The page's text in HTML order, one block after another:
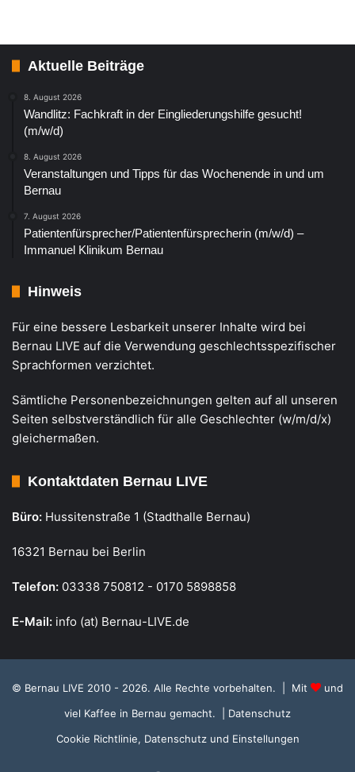
Aktuelle Beiträge
8. August 2026
Wandlitz: Fachkraft in der Eingliederungshilfe gesucht!
(m/w/d)
8. August 2026
Veranstaltungen und Tipps für das Wochenende in und um
Bernau
7. August 2026
Patientenfürsprecher/Patientenfürsprecherin (m/w/d) –
Immanuel Klinikum Bernau
Hinweis
Für eine bessere Lesbarkeit unserer Inhalte wird bei
Bernau LIVE auf die Verwendung geschlechtsspezifischer
Sprachformen verzichtet.
Sämtliche Personenbezeichnungen gelten auf all unseren
Seiten selbstverständlich für alle Geschlechter (w/m/d/x)
gleichermaßen.
Kontaktdaten Bernau LIVE
Büro: Hussitenstraße 1 (Stadthalle Bernau)
16321 Bernau bei Berlin
Telefon: 03338 750812 - 0170 5898858
E-Mail: info (at) Bernau-LIVE.de
© Bernau LIVE 2010 - 2026. Alle Rechte vorbehalten. | Mit
und
viel Kaffee in Bernau gemacht.
| Datenschutz
Cookie Richtlinie, Datenschutz und Einstellungen